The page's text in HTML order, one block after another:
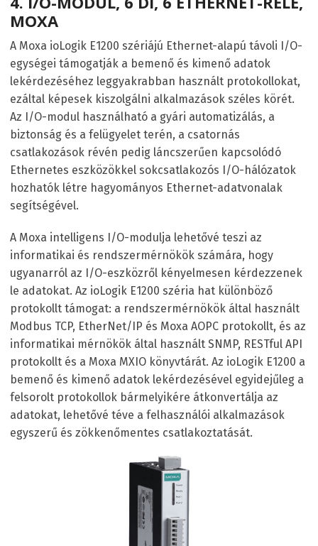
MOXA
A Moxa ioLogik E1200 szériájú Ethernet-alapú távoli I/O-
egységei támogatják a bemenő és kimenő adatok
lekérdezéséhez leggyakrabban használt protokollokat,
ezáltal képesek kiszolgálni alkalmazások széles körét.
Az I/O-modul használható a gyári automatizálás, a
biztonság és a felügyelet terén, a csatornás
csatlakozások révén pedig láncszerűen kapcsolódó
Ethernetes eszközökkel sokcsatlakozós I/O-hálózatok
hozhatók létre hagyományos Ethernet-adatvonalak
segítségével.
A Moxa intelligens I/O-modulja lehetővé teszi az
informatikai és rendszermérnökök számára, hogy
ugyanarról az I/O-eszközről kényelmesen kérdezzenek
le adatokat. Az ioLogik E1200 széria hat különböző
protokollt támogat: a rendszermérnökök által használt
Modbus TCP, EtherNet/IP és Moxa AOPC protokollt, és az
informatikai mérnökök által használt SNMP, RESTful API
protokollt és a Moxa MXIO könyvtárát. Az ioLogik E1200 a
bemenő és kimenő adatok lekérdezésével egyidejűleg a
felsorolt protokollok bármelyikére átkonvertálja az
adatokat, lehetővé téve a felhasználói alkalmazások
egyszerű és zökkenőmentes csatlakoztatását.